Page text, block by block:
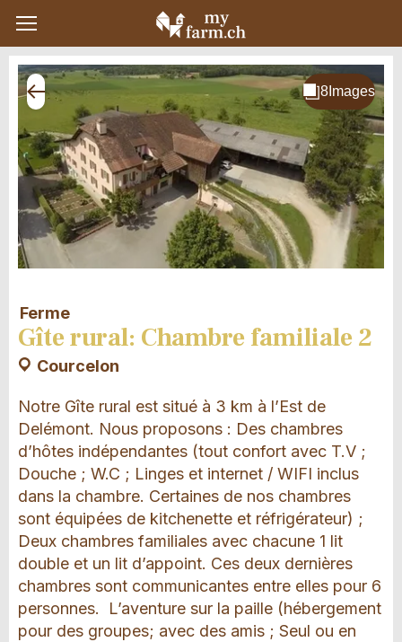
Ferme
Gîte rural: Chambre familiale 2
Courcelon
Notre Gîte rural est situé à 3 km à l’Est de
Delémont. Nous proposons : Des chambres
d’hôtes indépendantes (tout confort avec T.V ;
Douche ; W.C ; Linges et internet / WIFI inclus
dans la chambre. Certaines de nos chambres
sont équipées de kitchenette et réfrigérateur) ;
Deux chambres familiales avec chacune 1 lit
double et un lit d’appoint. Ces deux dernières
chambres sont communicantes entre elles pour 6
personnes. L’aventure sur la paille (hébergement
pour des groupes; avec des amis ; Seul ou en